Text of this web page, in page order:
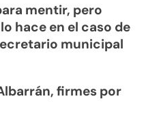
mentir, pero
hace en el caso de
municipal
firmes por